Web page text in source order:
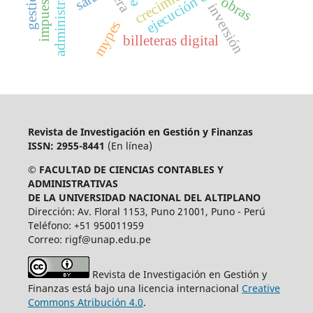
inversión
billeteras digital
mypes
obras
Revista de Investigación en Gestión y Finanzas
ISSN: 2955-8441 (En línea)
© FACULTAD DE CIENCIAS CONTABLES Y
ADMINISTRATIVAS
DE LA UNIVERSIDAD NACIONAL DEL ALTIPLANO
Dirección: Av. Floral 1153, Puno 21001, Puno - Perú
Teléfono: +51 950011959
Correo: rigf@unap.edu.pe
Revista de Investigación en Gestión y
Finanzas está bajo una licencia internacional Creative
Commons Atribución 4.0.